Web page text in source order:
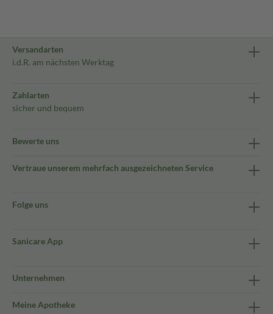
Versandarten
i.d.R. am nächsten Werktag
Zahlarten
sicher und bequem
Bewerte uns
Vertraue unserem mehrfach ausgezeichneten Service
Folge uns
Sanicare App
Unternehmen
Meine Apotheke